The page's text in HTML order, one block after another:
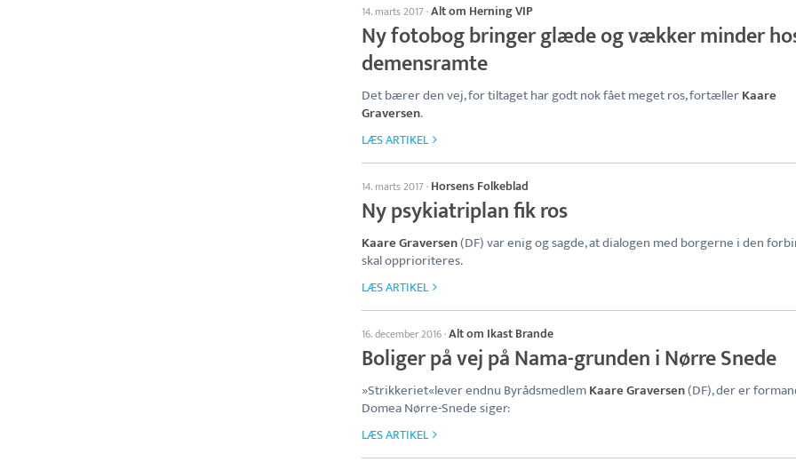
14. marts 2017·Alt om Herning VIP
Ny fotobog bringer glæde og vækker minder
demensramte
Det bærer den vej, for tiltaget har godt nok fået meget ros, fortællerKaare
Graversen.
LÆS ARTIKEL
14. marts 2017· Horsens Folkeblad
Ny psykiatriplan fik ros
Kaare Graversen(DF) var enig og sagde, at dialogen med borgerne i den
skal opprioriteres.
LÆS ARTIKEL
16. december 2016·Alt om Ikast Brande
Boliger på vej på Nama-grunden i Nørre Snede
»Strikkeriet«lever endnu ByrådsmedlemKaare Graversen(DF), der er
Domea Nørre-Snede siger:
LÆS ARTIKEL